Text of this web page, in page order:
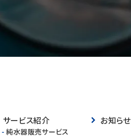
サービス紹介
- 純水器販売サービス
お知らせ